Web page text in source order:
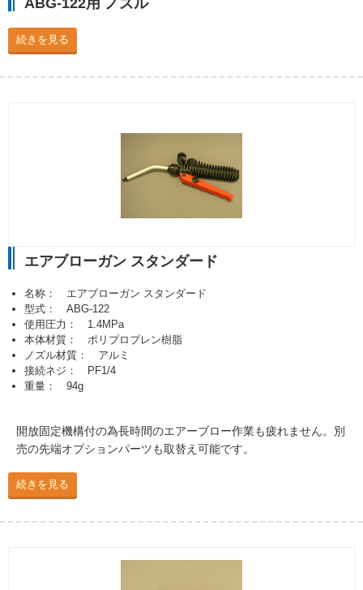
ABG-122用 ノズル
続きを見る
エアブローガン スタンダード
名称： エアブローガン スタンダード
型式： ABG-122
使用圧力： 1.4MPa
本体材質： ポリプロプレン樹脂
ノズル材質： アルミ
接続ネジ： PF1/4
重量： 94g
開放固定機構付の為長時間のエアーブロー作業も疲れません。別
売の先端オプションパーツも取替え可能です。
続きを見る